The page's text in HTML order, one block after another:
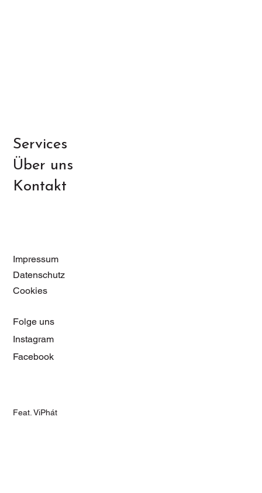
Services
Über uns
Kontakt
Impressum
Datenschutz
Cookies
Folge uns
Instagram
Facebook
Feat. ViPhát